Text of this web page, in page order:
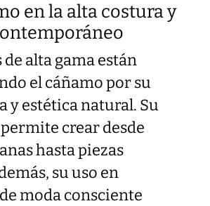
en la alta costura y
alta gama están
el cáñamo por su
y estética natural. Su
crear desde
hasta piezas
su uso en
moda consciente